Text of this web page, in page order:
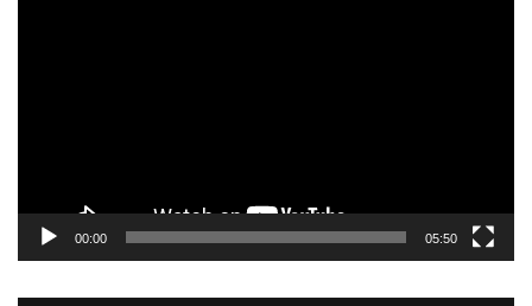
00:00 05:50